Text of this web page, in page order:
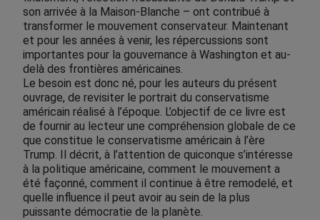
son arrivée à la Maison-Blanche – ont contribué à
transformer le mouvement conservateur. Maintenant
et pour les années à venir, les répercussions sont
importantes pour la gouvernance à Washington et au-
delà des frontières américaines.
Le besoin est donc né, pour les auteurs du présent
ouvrage, de revisiter le portrait du conservatisme
américain réalisé à l’époque. L’objectif de ce livre est
de fournir au lecteur une compréhension globale de ce
que constitue le conservatisme américain à l’ère
Trump. Il décrit, à l’attention de quiconque s’intéresse
à la politique américaine, comment le mouvement a
été façonné, comment il continue à être remodelé, et
quelle influence il peut avoir au sein de la plus
puissante démocratie de la planète.